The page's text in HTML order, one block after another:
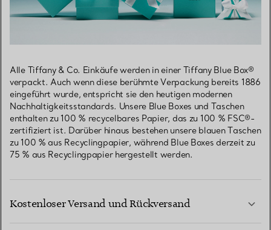
Alle Tiffany & Co. Einkäufe werden in einer Tiffany Blue Box®
verpackt. Auch wenn diese berühmte Verpackung bereits 1886
eingeführt wurde, entspricht sie den heutigen modernen
Nachhaltigkeitsstandards. Unsere Blue Boxes und Taschen
enthalten zu 100 % recycelbares Papier, das zu 100 % FSC®-
zertifiziert ist. Darüber hinaus bestehen unsere blauen Taschen
zu 100 % aus Recyclingpapier, während Blue Boxes derzeit zu
75 % aus Recyclingpapier hergestellt werden.
Kostenloser Versand und Rückversand